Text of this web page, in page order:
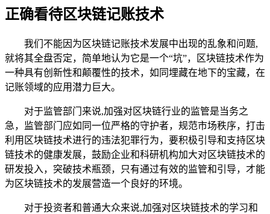
正确看待区块链记账技术
我们不能因为区块链记账技术发展中出现的乱象和问题,
就将其全盘否定，简单地认为它是一个“坑”，区块链技术作为
一种具有创新性和颠覆性的技术，如同埋藏在地下的宝藏，在
记账领域的应用潜力巨大。
对于监管部门来说,加强对区块链行业的监管是当务之
急，监管部门应如同一位严格的守护者，规范市场秩序，打击
利用区块链技术进行的违法犯罪行为，要积极引导和支持区块
链技术的健康发展，鼓励企业和科研机构加大对区块链技术的
研发投入，突破技术瓶颈，只有通过有效的监管和引导，才能
为区块链技术的发展营造一个良好的环境。
对于投资者和普通大众来说,加强对区块链技术的学习和